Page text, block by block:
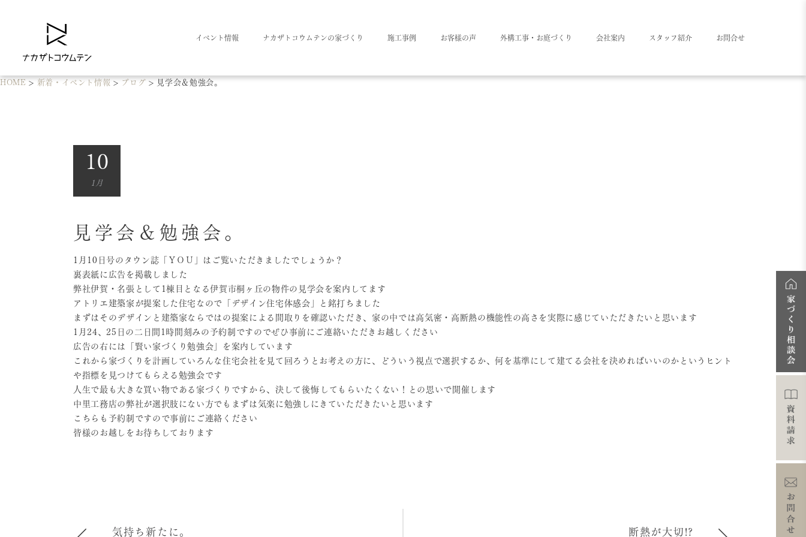
イベント情報 ナカザトコウムテンの家づくり 施工事例 お客様の声 外構工事・お庭づくり 会社案内 スタッフ紹介 お問合せ
HOME > 新着・イベント情報 > ブログ > 見学会＆勉強会。
10
1月
見学会＆勉強会。
1月10日号のタウン誌「ＹＯＵ」はご覧いただきましたでしょうか？
裏表紙に広告を掲載しました
弊社伊賀・名張として1棟目となる伊賀市桐ヶ丘の物件の見学会を案内してます
アトリエ建築家が提案した住宅なので「デザイン住宅体感会」と銘打ちました
まずはそのデザインと建築家ならではの提案による間取りを確認いただき、家の中では高気密・高断熱の機能性の高さを実際に感じていただきたいと思います
1月24、25日の二日間1時間刻みの予約制ですのでぜひ事前にご連絡いただきお越しください
広告の右には「賢い家づくり勉強会」を案内しています
これから家づくりを計画していろんな住宅会社を見て回ろうとお考えの方に、どういう視点で選択するか、何を基準にして建てる会社を決めればいいのかというヒント
や指標を見つけてもらえる勉強会です
人生で最も大きな買い物である家づくりですから、決して後悔 してもらいたくない！との思いで開催します
中里工務店の弊社が選択肢にない方でもまずは気楽に勉強しにきていただきたいと思います
こちらも予約制ですので事前にご連絡ください
皆様のお越しをお待ちしております
気持ち新たに。 断熱が大切!?